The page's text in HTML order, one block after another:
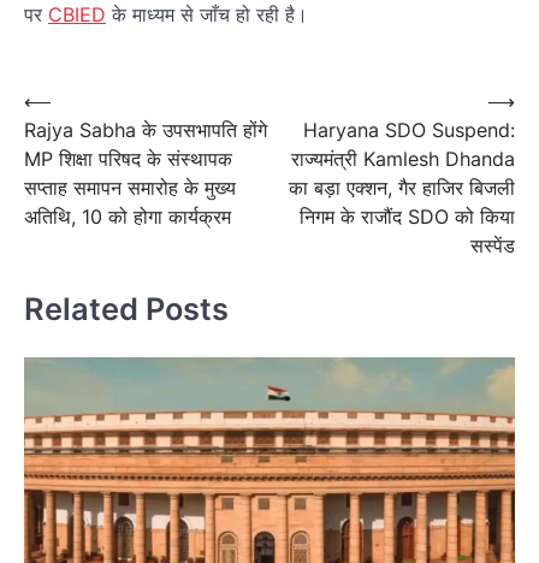
पर CBIED के माध्यम से जाँच हो रही है।
navigation
Post
navigation
⟵
Rajya Sabha के उपसभापति होंगे
MP शिक्षा परिषद के संस्थापक
सप्ताह समापन समारोह के मुख्य
अतिथि, 10 को होगा कार्यक्रम
Haryana SDO Suspend:
राज्यमंत्री Kamlesh Dhanda
का बड़ा एक्शन, गैर हाजिर बिजली
निगम के राजौंद SDO को किया
सस्पेंड
⟶
Related Posts